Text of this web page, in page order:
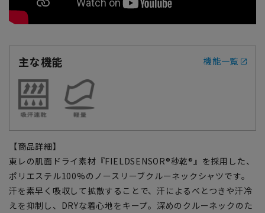
主な機能 機能一覧
【商品詳細】
東レの肌面ドライ素材『FIELDSENSOR®秒乾®』を採用した、
ポリエステル100%のノースリーブクルーネックシャツです。
汗を素早く吸収して拡散することで、汗によるべとつきや汗冷
えを抑制し、DRYな着心地をキープ。深めのクルーネックのた